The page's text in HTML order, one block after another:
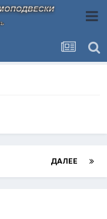
ДАЛЕЕ